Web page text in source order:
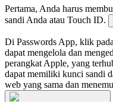
Pertama, Anda harus
sandi Anda atau Touch ID.
Di Passwords App, klik
dapat mengelola dan
perangkat Apple, yang
dapat memiliki kunci sandi
web yang sama dan